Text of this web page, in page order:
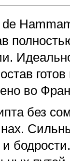
во
без